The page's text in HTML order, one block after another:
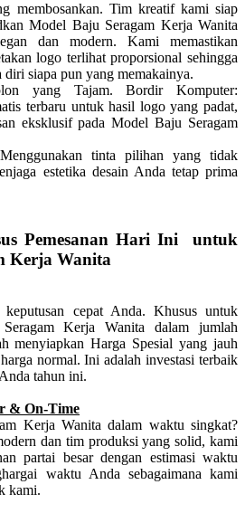
membosankan. Tim kreatif kami siap
Model Baju Seragam Kerja Wanita
dan modern. Kami memastikan
logo terlihat proporsional sehingga
diri siapa pun yang memakainya.
yang Tajam.Bordir Komputer:
terbaru untuk hasil logo yang padat,
eksklusif pada Model Baju Seragam
tinta pilihan yang tidak
estetika desain Anda tetap prima
Pemesanan Hari Ini untuk
Kerja Wanita
keputusan cepat Anda. Khusus untuk
Kerja Wanita dalam jumlah
menyiapkan Harga Spesial yang jauh
normal. Ini adalah investasi terbaik
tahun ini.
& On-Time
Kerja Wanita dalam waktu singkat?
dan tim produksi yang solid, kami
partai besar dengan estimasi waktu
waktu Anda sebagaimana kami
kami.